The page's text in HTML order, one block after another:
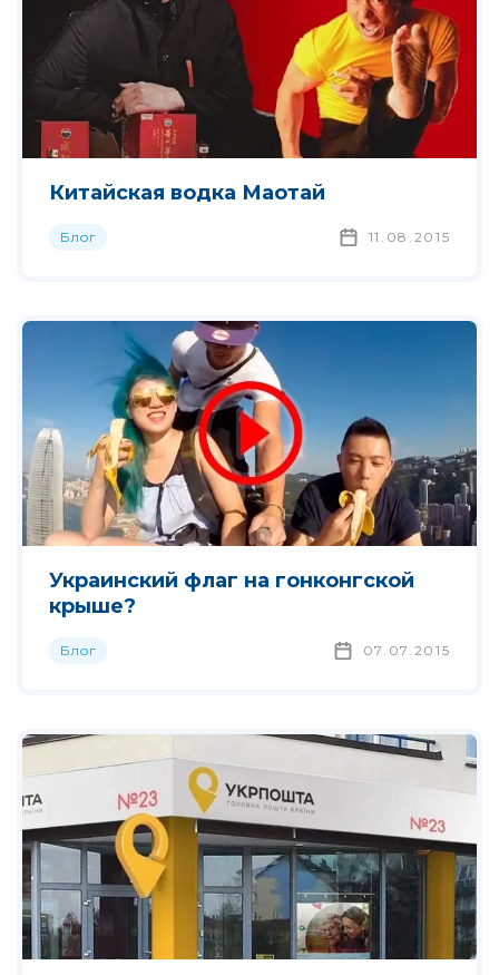
Китайская водка Маотай
Блог 11.08.2015
Украинский флаг на гонконгской
крыше?
Блог 07.07.2015